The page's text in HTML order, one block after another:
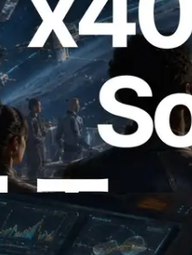
の Solana RPC を
が必要な API
の幕開け